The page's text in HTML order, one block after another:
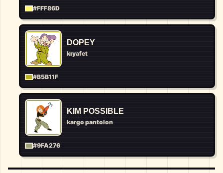
#FFF86D
DOPEY
kıyafet
#B5B11F
KIM POSSIBLE
kargo pantolon
#9FA276